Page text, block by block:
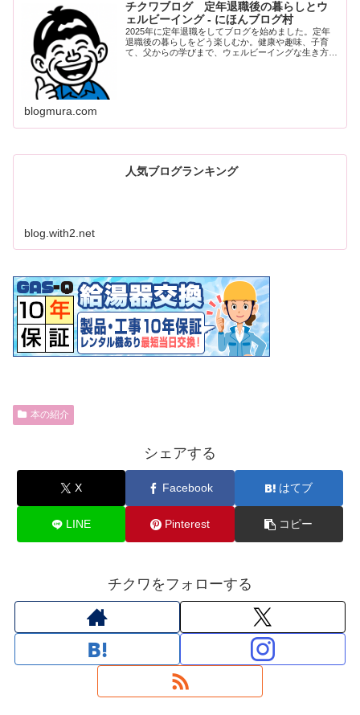
チクワブログ 定年退職後の暮らしとウ
ェルビーイング - にほんブログ村
2025年に定年退職をしてブログを始めました。定年
退職後の暮らしをどう楽しむか。健康や趣味、子育
て、父からの学びまで、ウェルビーイングな生き方の
blogmura.com
人気ブログランキング
blog.with2.net
本の紹介
シェアする
X Facebook はてブ
LINE Pinterest コピー
チクワをフォローする